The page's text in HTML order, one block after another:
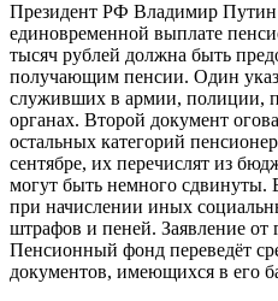
Президент РФ Владимир Путин
единовременной выплате
тысяч рублей должна быть
получающим пенсии. Один указ
служивших в армии, полиции,
органах. Второй документ
остальных категорий
сентябре, их перечислят из
могут быть немного сдвинуты.
при начислении иных
штрафов и пеней. Заявление от
Пенсионный фонд переведёт
документов, имеющихся в его